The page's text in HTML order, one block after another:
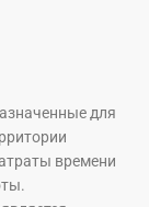
для
времени